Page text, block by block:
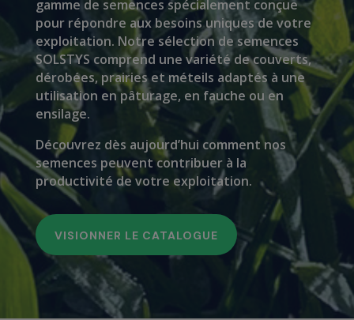
gamme de semences spécialement conçue
pour répondre aux besoins uniques de votre
exploitation. Notre sélection de semences
SOLSTYS comprend une variété de couverts,
dérobées, prairies et méteils adaptés à une
utilisation en pâturage, en fauche ou en
ensilage.
Découvrez dès aujourd’hui comment nos
semences peuvent contribuer à la
productivité de votre exploitation.
VISIONNER LE CATALOGUE